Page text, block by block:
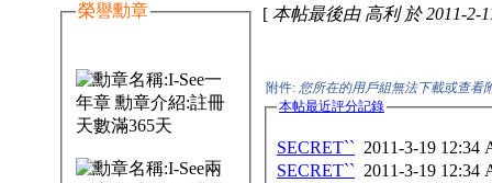
榮譽勳章 [ 本帖最後由 高利 於 2011-2-
附件: 您所在的用戶組無法下載或查看
本帖最近評分記錄
SECRET`` 2011-3-19 12:34
SECRET`` 2011-3-19 12:34